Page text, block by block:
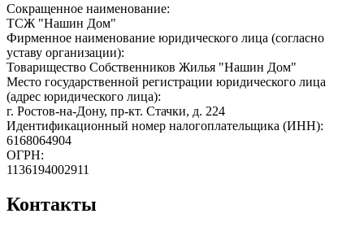
Сокращенное наименование:
ТСЖ "Нашин Дом"
Фирменное наименование юридического лица (согласно
уставу организации):
Товарищество Собственников Жилья "Нашин Дом"
Место государственной регистрации юридического лица
(адрес юридического лица):
г. Ростов-на-Дону, пр-кт. Стачки, д. 224
Идентификационный номер налогоплательщика (ИНН):
6168064904
ОГРН:
1136194002911
Контакты